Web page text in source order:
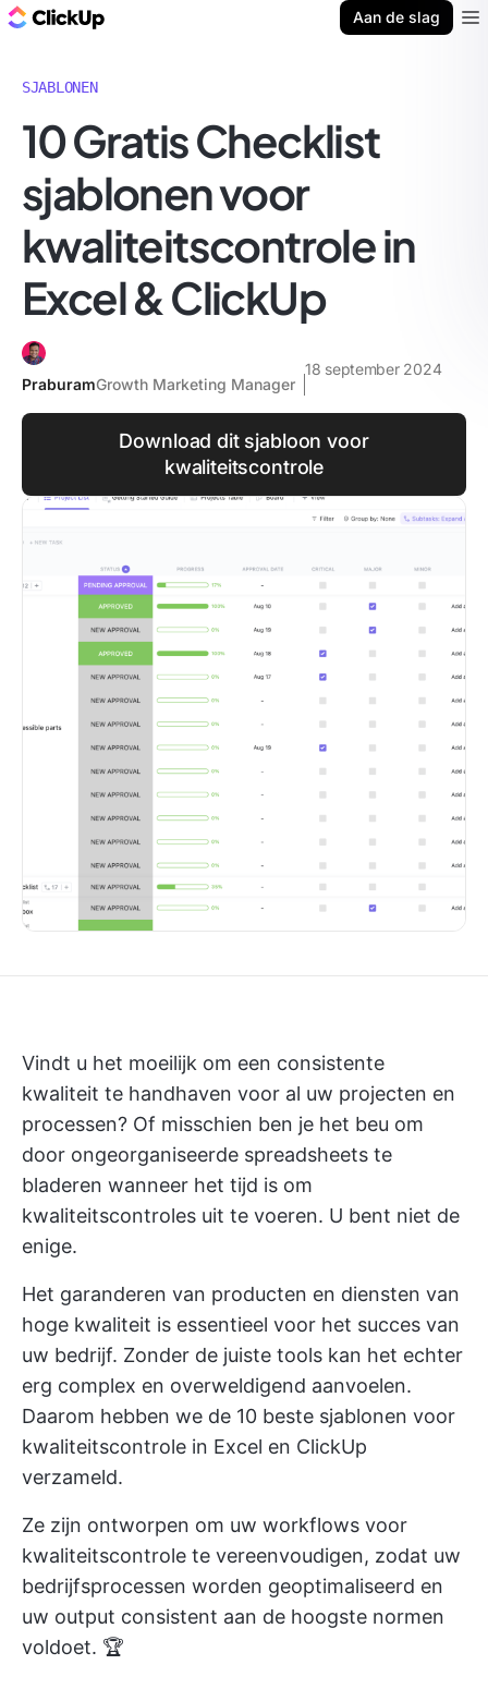
Aan de slag
SJABLONEN
10 Gratis Checklist
sjablonen voor
kwaliteitscontrole in
Excel & ClickUp
PraburamGrowth Marketing Manager
18 september 2024
Download dit sjabloon voor
kwaliteitscontrole
Vindt u het moeilijk om een consistente
kwaliteit te handhaven voor al uw projecten en
processen? Of misschien ben je het beu om
door ongeorganiseerde spreadsheets te
bladeren wanneer het tijd is om
kwaliteitscontroles uit te voeren. U bent niet de
enige.
Het garanderen van producten en diensten van
hoge kwaliteit is essentieel voor het succes van
uw bedrijf. Zonder de juiste tools kan het echter
erg complex en overweldigend aanvoelen.
Daarom hebben we de 10 beste sjablonen voor
kwaliteitscontrole in Excel en ClickUp
verzameld.
Ze zijn ontworpen om uw workflows voor
kwaliteitscontrole te vereenvoudigen, zodat uw
bedrijfsprocessen worden geoptimaliseerd en
uw output consistent aan de hoogste normen
voldoet. 🏆